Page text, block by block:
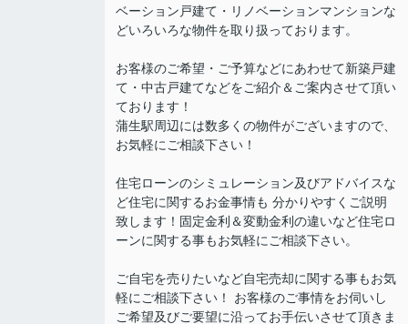
ベーション戸建て・リノベーションマンションな
どいろいろな物件を取り扱っております。
お客様のご希望・ご予算などにあわせて新築戸建
て・中古戸建てなどをご紹介＆ご案内させて頂い
ております！
蒲生駅周辺には数多くの物件がございますので、
お気軽にご相談下さい！
住宅ローンのシミュレーション及びアドバイスな
ど住宅に関するお金事情も 分かりやすくご説明
致します！固定金利＆変動金利の違いなど住宅ロ
ーンに関する事もお気軽にご相談下さい。
ご自宅を売りたいなど自宅売却に関する事もお気
軽にご相談下さい！ お客様のご事情をお伺いし
ご希望及びご要望に沿ってお手伝いさせて頂きま